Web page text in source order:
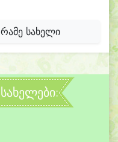
რამე სახელი